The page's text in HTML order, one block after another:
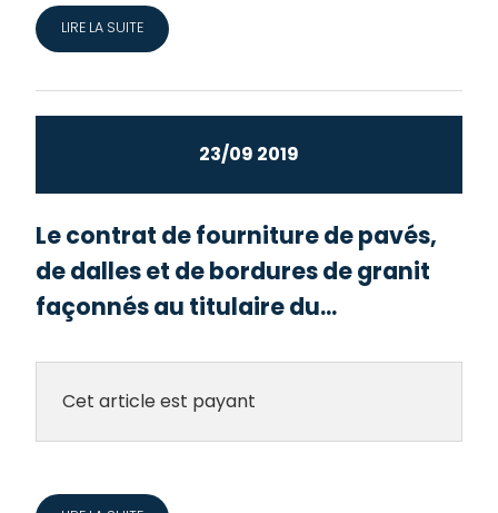
LIRE LA SUITE
23/09 2019
Le contrat de fourniture de pavés,
de dalles et de bordures de granit
façonnés au titulaire du...
Cet article est payant